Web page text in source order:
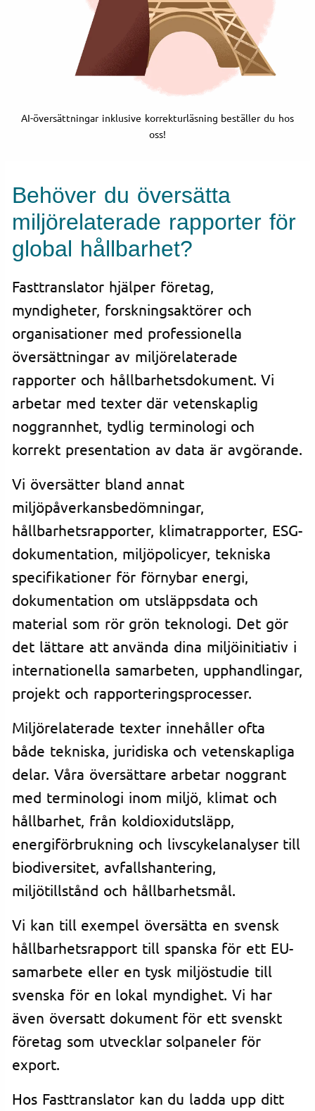
AI-översättningar inklusive korrekturläsning beställer du hos
oss!
Behöver du översätta
miljörelaterade rapporter för
global hållbarhet?
Fasttranslator hjälper företag,
myndigheter, forskningsaktörer och
organisationer med professionella
översättningar av miljörelaterade
rapporter och hållbarhetsdokument. Vi
arbetar med texter där vetenskaplig
noggrannhet, tydlig terminologi och
korrekt presentation av data är avgörande.
Vi översätter bland annat
miljöpåverkansbedömningar,
hållbarhetsrapporter, klimatrapporter, ESG-
dokumentation, miljöpolicyer, tekniska
specifikationer för förnybar energi,
dokumentation om utsläppsdata och
material som rör grön teknologi. Det gör
det lättare att använda dina miljöinitiativ i
internationella samarbeten, upphandlingar,
projekt och rapporteringsprocesser.
Miljörelaterade texter innehåller ofta
både tekniska, juridiska och vetenskapliga
delar. Våra översättare arbetar noggrant
med terminologi inom miljö, klimat och
hållbarhet, från koldioxidutsläpp,
energiförbrukning och livscykelanalyser till
biodiversitet, avfallshantering,
miljötillstånd och hållbarhetsmål.
Vi kan till exempel översätta en svensk
hållbarhetsrapport till spanska för ett EU-
samarbete eller en tysk miljöstudie till
svenska för en lokal myndighet. Vi har
även översatt dokument för ett svenskt
företag som utvecklar solpaneler för
export.
Hos Fasttranslator kan du ladda upp ditt